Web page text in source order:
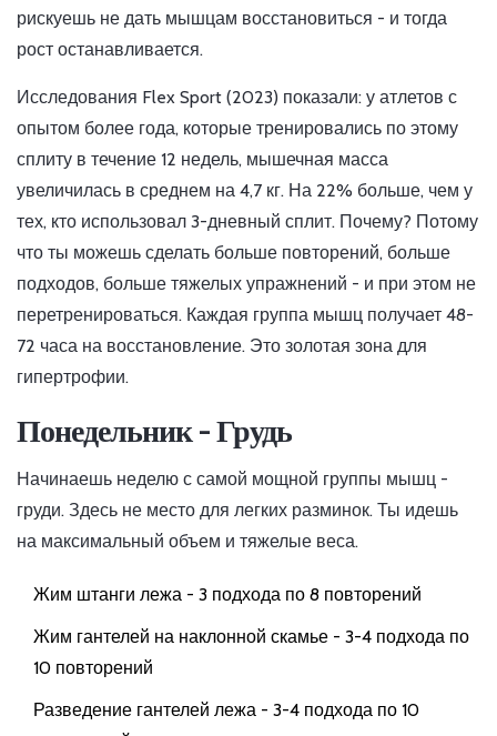
рискуешь не дать мышцам восстановиться - и тогда
рост останавливается.
Исследования Flex Sport (2023) показали: у атлетов с
опытом более года, которые тренировались по этому
сплиту в течение 12 недель, мышечная масса
увеличилась в среднем на 4,7 кг. На 22% больше, чем у
тех, кто использовал 3-дневный сплит. Почему? Потому
что ты можешь сделать больше повторений, больше
подходов, больше тяжелых упражнений - и при этом не
перетренироваться. Каждая группа мышц получает 48-
72 часа на восстановление. Это золотая зона для
гипертрофии.
Понедельник - Грудь
Начинаешь неделю с самой мощной группы мышц -
груди. Здесь не место для легких разминок. Ты идешь
на максимальный объем и тяжелые веса.
Жим штанги лежа - 3 подхода по 8 повторений
Жим гантелей на наклонной скамье - 3-4 подхода по
10 повторений
Разведение гантелей лежа - 3-4 подхода по 10